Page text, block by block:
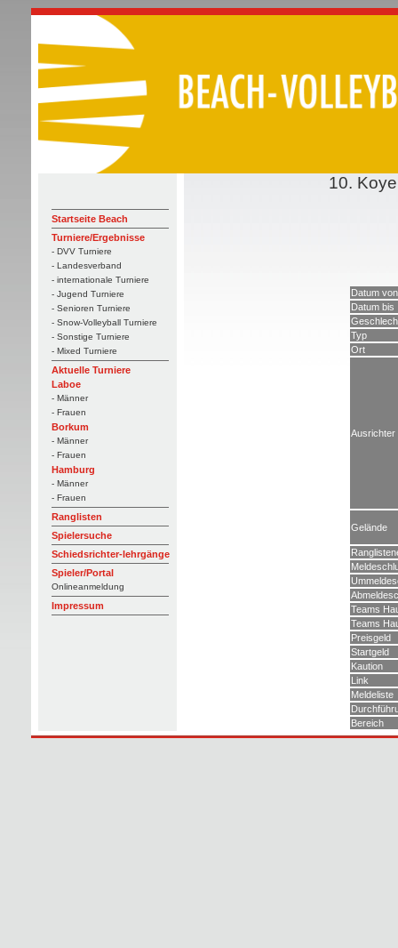
Startseite Beach
Turniere/Ergebnisse
- DVV Turniere
- Landesverband
- internationale Turniere
- Jugend Turniere
- Senioren Turniere
- Snow-Volleyball Turniere
- Sonstige Turniere
- Mixed Turniere
Aktuelle Turniere
Laboe
- Männer
- Frauen
Borkum
- Männer
- Frauen
Hamburg
- Männer
- Frauen
Ranglisten
Spielersuche
Schiedsrichter-lehrgänge
Spieler/Portal
Onlineanmeldung
Impressum
10.
Datum von
Datum bis
Typ
Ort
Ausrichter
Gelände
Teams
Teams
Preisgeld
Startgeld
Kaution
Link
Meldeliste
Bereich